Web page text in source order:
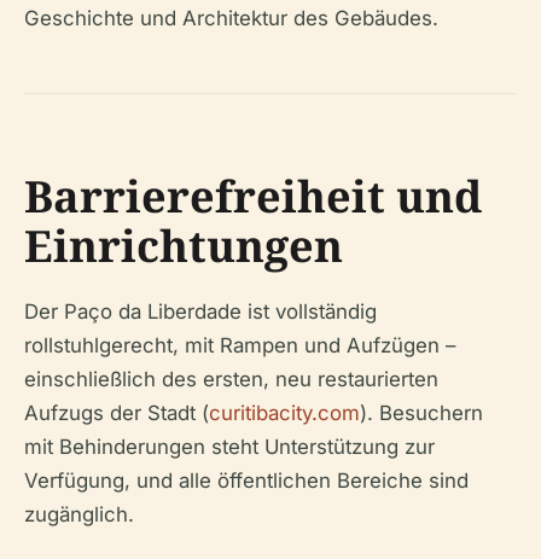
Geschichte und Architektur des Gebäudes.
Barrierefreiheit und
Einrichtungen
Der Paço da Liberdade ist vollständig
rollstuhlgerecht, mit Rampen und Aufzügen –
einschließlich des ersten, neu restaurierten
Aufzugs der Stadt (curitibacity.com). Besuchern
mit Behinderungen steht Unterstützung zur
Verfügung, und alle öffentlichen Bereiche sind
zugänglich.